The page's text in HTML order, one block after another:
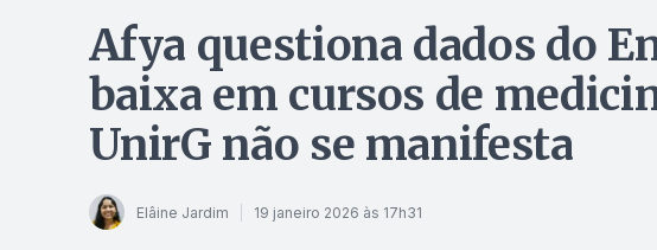
Afya questiona dados do
baixa em cursos de
UnirG não se manifesta
Elâine Jardim 19 janeiro 2026 às 17h31